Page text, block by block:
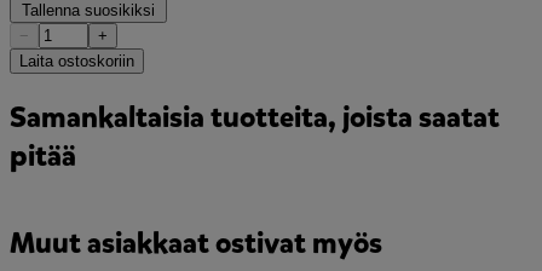
Tallenna suosikiksi
−
+
Laita ostoskoriin
Samankaltaisia tuotteita, joista saatat
pitää
Muut asiakkaat ostivat myös